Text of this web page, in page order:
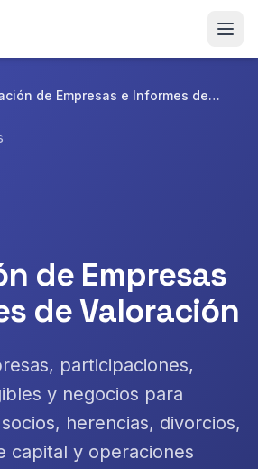
de Empresas e Informes de
de Empresas
de Valoración
participaciones,
y negocios para
herencias, divorcios,
capital y operaciones